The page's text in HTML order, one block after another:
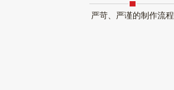
严苛、严谨的制作流程